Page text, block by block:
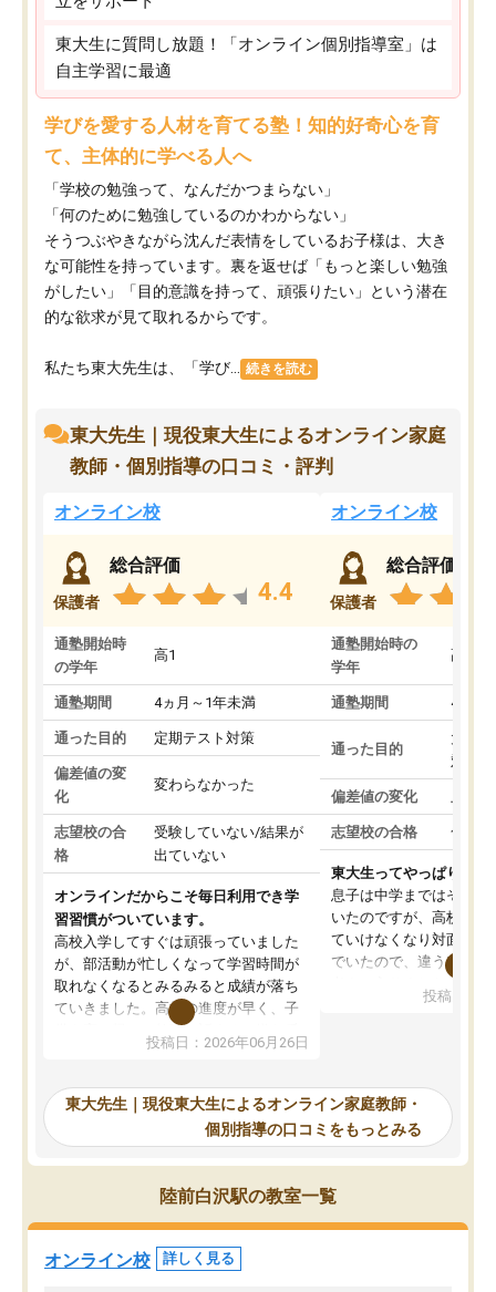
東大生に質問し放題！「オンライン個別指導室」は
自主学習に最適
学びを愛する人材を育てる塾！知的好奇心を育
て、主体的に学べる人へ
「学校の勉強って、なんだかつまらない」
「何のために勉強しているのかわからない」
そうつぶやきながら沈んだ表情をしているお子様は、大き
な可能性を持っています。裏を返せば「もっと楽しい勉強
がしたい」「目的意識を持って、頑張りたい」という潜在
的な欲求が見て取れるからです。
私たち東大先生は、「学び... 続きを読む
東大先生｜現役東大生によるオンライン家庭
教師・個別指導の口コミ・評判
オンライン校
保護者
総合評価
4.4
通塾開始時
の学年
高1
通塾期間 4ヵ月～1年未満
通った目的 定期テスト対策
偏差値の変
化
変わらなかった
志望校の合
格
受験していない/結果が
出ていない
オンラインだからこそ毎日利用でき学
習習慣がついています。
高校入学してすぐは頑張っていました
が、部活動が忙しくなって学習時間が
取れなくなるとみるみると成績が落ち
ていきました。高校の進度が早く、子
供も家に帰って勉強の話すると嫌な反
応を示します。東大先生にお願いして
れるので、親としても安心です。毎日
使える自習室とかもあり、わからない
ところがあれば先生が回答してくれる
のも重宝しています。
投稿日：2026年06月26日
オンライン校
保護者
総合評価
通塾開始時の
学年
高3
通塾期間 4ヵ月
通った目的
大学
対策
偏差値の変化 上が
志望校の合格 合格
東大生ってやっぱりすご
息子は中学まではそこそ
いたのですが、高校に入
ていけなくなり対面の塾
でいたので、違うアプロ
で、当初は模試でD判定
自習室が毎日使えていつ
るのが心強かったよう
謝です。
投稿日：
東大先生｜現役東大生によるオンライン家庭教師・
個別指導の口コミをもっとみる
陸前白沢駅の教室一覧
オンライン校 詳しく見る